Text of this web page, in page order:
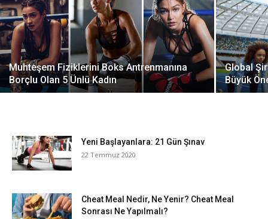
Muhteşem Fiziklerini Boks Antrenmanına
Borçlu Olan 5 Ünlü Kadın
Global
Büyük
Yeni Başlayanlara: 21 Gün Şınav
22 Temmuz 2020
Cheat Meal Nedir, Ne Yenir? Cheat Meal
Sonrası Ne Yapılmalı?